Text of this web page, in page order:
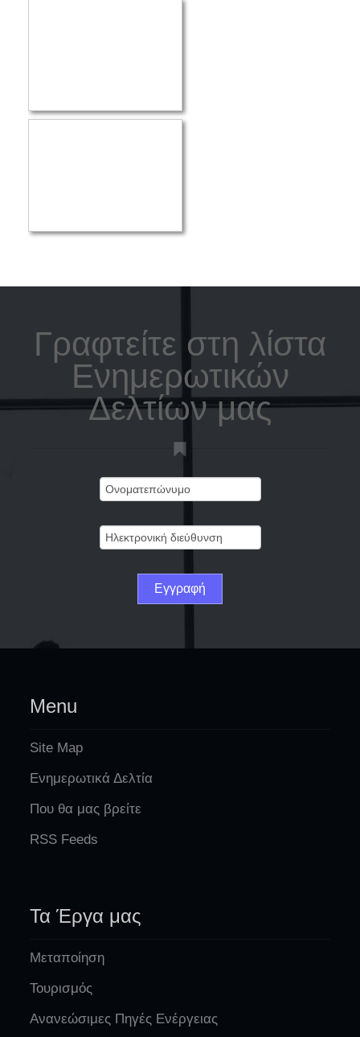
Γραφτείτε στη λίστα
Ενημερωτικών
Δελτίων μας
Menu
Site Map
Ενημερωτικά Δελτία
Που θα μας βρείτε
RSS Feeds
Τα Έργα μας
Μεταποίηση
Τουρισμός
Ανανεώσιμες Πηγές Ενέργειας